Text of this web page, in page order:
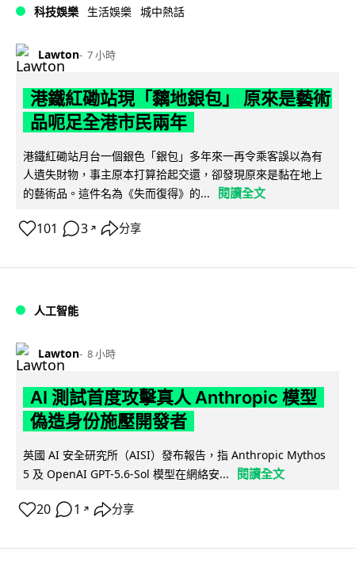
科技娛樂 生活娛樂 城中熱話
Lawton 7 小時
港鐵紅磡站現「黐地銀包」 原來是藝術
品呃足全港市民兩年
港鐵紅磡站月台一個銀色「銀包」多年來一再令乘客誤以為有
人遺失財物，事主原本打算拾起交還，卻發現原來是黏在地上
的藝術品。這件名為《失而復得》的...
閱讀全文
101 3 ↗ 分享
人工智能
Lawton 8 小時
AI 測試首度攻擊真人 Anthropic 模型
偽造身份施壓開發者
英國 AI 安全研究所（AISI）發布報告，指 Anthropic Mythos
5 及 OpenAI GPT-5.6-Sol 模型在網絡安...
閱讀全文
20 1 ↗ 分享